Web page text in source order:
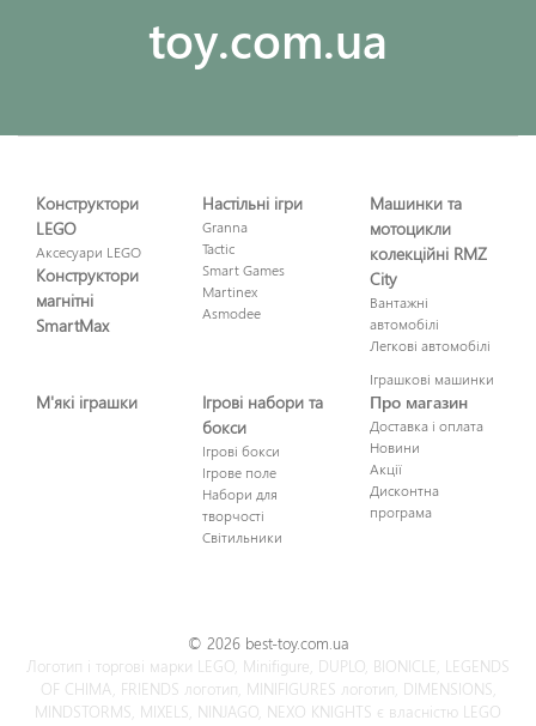
toy.com.ua
Конструктори
LEGO
Аксесуари LEGO
Конструктори
магнітні
SmartMax
Настільні ігри
Granna
Tactic
Smart Games
Martinex
Asmodee
Машинки та
мотоцикли
колекційні RMZ
City
Вантажні
автомобілі
Легкові автомобілі
Іграшкові машинки
М'які іграшки
Ігрові набори та
бокси
Ігрові бокси
Ігрове поле
Набори для
творчості
Світильники
Про магазин
Доставка і оплата
Новини
Акції
Дисконтна
програма
© 2026 best-toy.com.ua
Логотип і торгові марки LEGO, Minifigure, DUPLO, BIONICLE, LEGENDS
OF CHIMA, FRIENDS логотип, MINIFIGURES логотип, DIMENSIONS,
MINDSTORMS, MIXELS, NINJAGO, NEXO KNIGHTS є власністю LEGO